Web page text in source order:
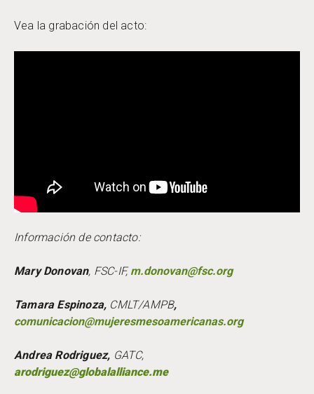
Vea la grabación del acto:
Información de contacto:
Mary Donovan, FSC-IF, m.donovan@fsc.org
Tamara Espinoza, CMLT/AMPB,
comunicacion@mujeresmesoamericanas.org
Andrea Rodriguez, GATC,
arodriguez@globalalliance.me